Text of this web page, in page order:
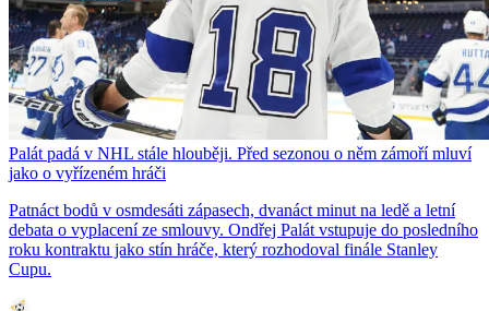
Palát padá v NHL stále hlouběji. Před sezonou o něm zámoří mluví
jako o vyřízeném hráči
Patnáct bodů v osmdesáti zápasech, dvanáct minut na ledě a letní
debata o vyplacení ze smlouvy. Ondřej Palát vstupuje do posledního
roku kontraktu jako stín hráče, který rozhodoval finále Stanley
Cupu.